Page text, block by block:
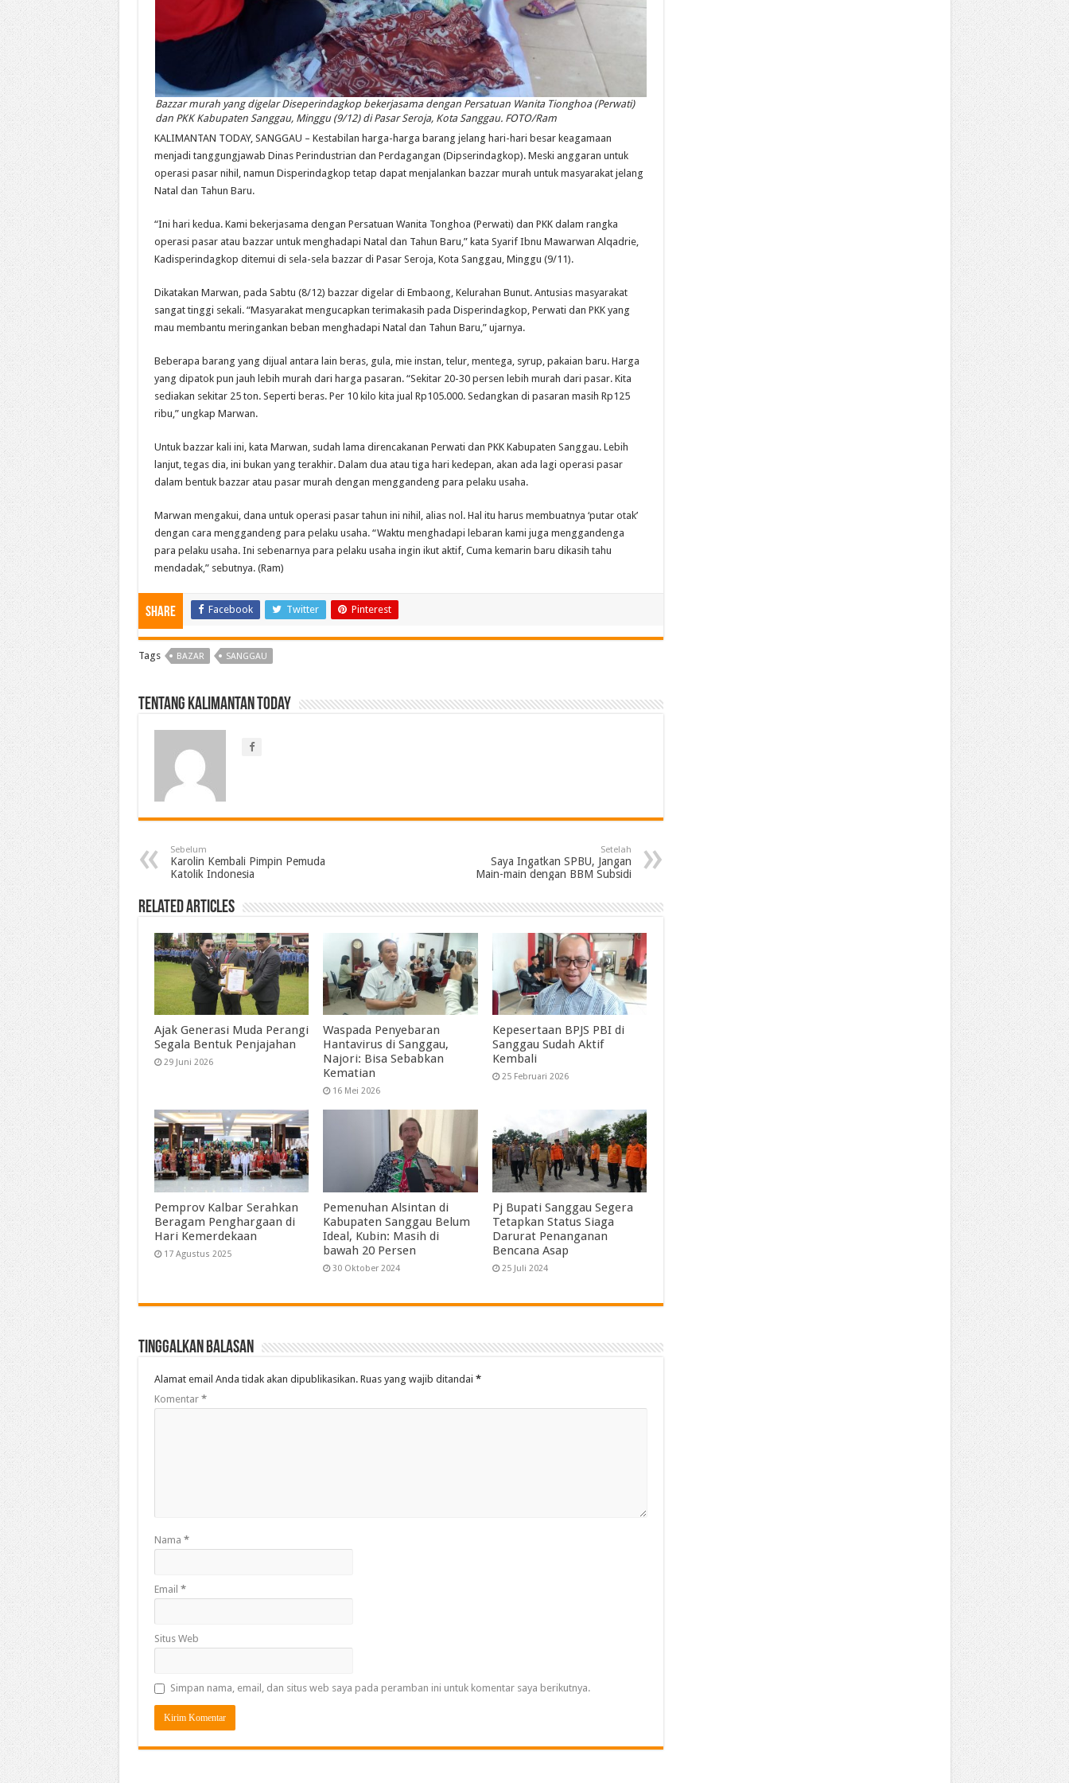
Bazzar murah yang digelar Diseperindagkop bekerjasama dengan Persatuan Wanita Tionghoa (Perwati)
dan PKK Kabupaten Sanggau, Minggu (9/12) di Pasar Seroja, Kota Sanggau. FOTO/Ram
KALIMANTAN TODAY, SANGGAU – Kestabilan harga-harga barang jelang hari-hari besar keagamaan
menjadi tanggungjawab Dinas Perindustrian dan Perdagangan (Dipserindagkop). Meski anggaran untuk
operasi pasar nihil, namun Disperindagkop tetap dapat menjalankan bazzar murah untuk masyarakat jelang
Natal dan Tahun Baru.
“Ini hari kedua. Kami bekerjasama dengan Persatuan Wanita Tonghoa (Perwati) dan PKK dalam rangka
operasi pasar atau bazzar untuk menghadapi Natal dan Tahun Baru,” kata Syarif Ibnu Mawarwan Alqadrie,
Kadisperindagkop ditemui di sela-sela bazzar di Pasar Seroja, Kota Sanggau, Minggu (9/11).
Dikatakan Marwan, pada Sabtu (8/12) bazzar digelar di Embaong, Kelurahan Bunut. Antusias masyarakat
sangat tinggi sekali. “Masyarakat mengucapkan terimakasih pada Disperindagkop, Perwati dan PKK yang
mau membantu meringankan beban menghadapi Natal dan Tahun Baru,” ujarnya.
Beberapa barang yang dijual antara lain beras, gula, mie instan, telur, mentega, syrup, pakaian baru. Harga
yang dipatok pun jauh lebih murah dari harga pasaran. “Sekitar 20-30 persen lebih murah dari pasar. Kita
sediakan sekitar 25 ton. Seperti beras. Per 10 kilo kita jual Rp105.000. Sedangkan di pasaran masih Rp125
ribu,” ungkap Marwan.
Untuk bazzar kali ini, kata Marwan, sudah lama direncakanan Perwati dan PKK Kabupaten Sanggau. Lebih
lanjut, tegas dia, ini bukan yang terakhir. Dalam dua atau tiga hari kedepan, akan ada lagi operasi pasar
dalam bentuk bazzar atau pasar murah dengan menggandeng para pelaku usaha.
Marwan mengakui, dana untuk operasi pasar tahun ini nihil, alias nol. Hal itu harus membuatnya ‘putar otak’
dengan cara menggandeng para pelaku usaha. “Waktu menghadapi lebaran kami juga menggandenga
para pelaku usaha. Ini sebenarnya para pelaku usaha ingin ikut aktif, Cuma kemarin baru dikasih tahu
mendadak,” sebutnya. (Ram)
Share Facebook Twitter Pinterest
Tags BAZAR SANGGAU
Tentang Kalimantan Today
Sebelum
Karolin Kembali Pimpin Pemuda
Katolik Indonesia
Setelah
Saya Ingatkan SPBU, Jangan
Main-main dengan BBM Subsidi
Related Articles
Ajak Generasi Muda Perangi
Segala Bentuk Penjajahan
29 Juni 2026
Waspada Penyebaran
Hantavirus di Sanggau,
Najori: Bisa Sebabkan
Kematian
16 Mei 2026
Kepesertaan BPJS PBI di
Sanggau Sudah Aktif
Kembali
25 Februari 2026
Pemprov Kalbar Serahkan
Beragam Penghargaan di
Hari Kemerdekaan
17 Agustus 2025
Pemenuhan Alsintan di
Kabupaten Sanggau Belum
Ideal, Kubin: Masih di
bawah 20 Persen
30 Oktober 2024
Pj Bupati Sanggau Segera
Tetapkan Status Siaga
Darurat Penanganan
Bencana Asap
25 Juli 2024
Tinggalkan Balasan
Alamat email Anda tidak akan dipublikasikan. Ruas yang wajib ditandai *
Komentar *
Nama *
Email *
Situs Web
Simpan nama, email, dan situs web saya pada peramban ini untuk komentar saya berikutnya.